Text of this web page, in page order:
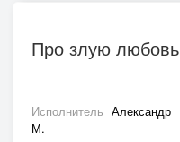
Про злую любовь
Исполнитель Александр
М.